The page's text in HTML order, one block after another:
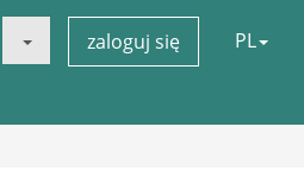
zaloguj się PL